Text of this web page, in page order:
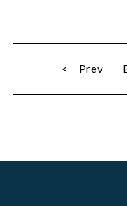
< Prev